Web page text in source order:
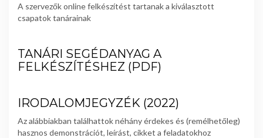
A szervezők online felkészítést tartanak a kiválasztott
csapatok tanárainak
TANÁRI SEGÉDANYAG A
FELKÉSZÍTÉSHEZ (PDF)
IRODALOMJEGYZÉK (2022)
Az alábbiakban találhattok néhány érdekes és (remélhetőleg)
hasznos demonstrációt, leírást, cikket a feladatokhoz